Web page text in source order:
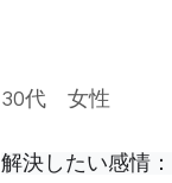
30代　女性
解決したい感情：